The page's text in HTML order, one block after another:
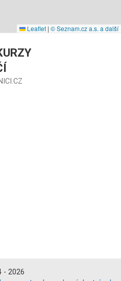
Leaflet | © Seznam.cz a.s. a další
- 2026